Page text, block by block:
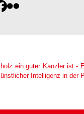
ein guter Kanzler ist -
Intelligenz in der